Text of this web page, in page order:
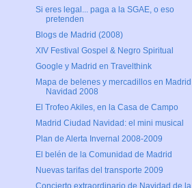
Si eres legal... paga a la SGAE, o eso
pretenden
Blogs de Madrid (2008)
XIV Festival Gospel & Negro Spiritual
Google y Madrid en Travelthink
Mapa de belenes y mercadillos en Madrid
Navidad 2008
El Trofeo Akiles, en la Casa de Campo
Madrid Ciudad Navidad: el mini musical
Plan de Alerta Invernal 2008-2009
El belén de la Comunidad de Madrid
Nuevas tarifas del transporte 2009